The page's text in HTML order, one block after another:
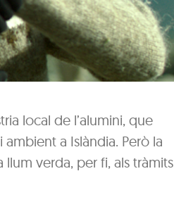
local de l’alumini, que
a Islàndia. Però la
verda, per fi, als tràmits